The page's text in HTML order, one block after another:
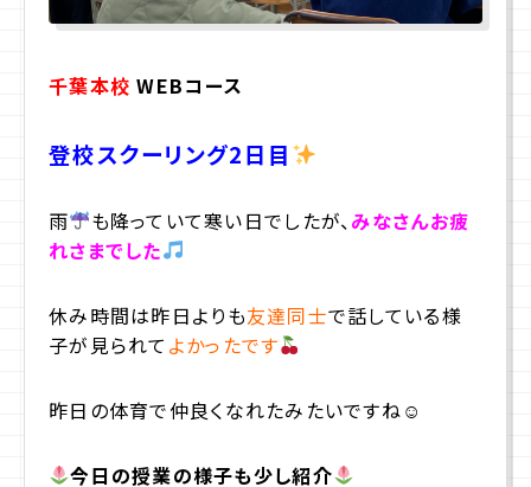
043-225-3185
千葉本校 WEBコース
登校スクーリング2日目
雨 も降っていて寒い日でしたが、 みなさんお疲
れさまでした
休み時間は昨日よりも友達同士で話している様
子が見られて よかったです
昨日の体育で仲良くなれたみたいですね☺
今日の授業の様子も少し紹介